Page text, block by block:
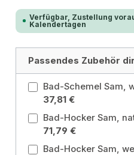
Verfügbar, Zustellung
Kalendertagen
Passendes Zubehör
Bad-Schemel Sam,
37,81 €
71,79 €